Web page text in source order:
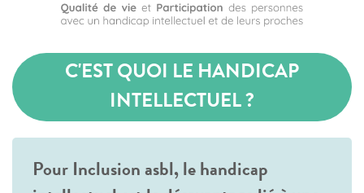
C'EST QUOI LE HANDICAP
INTELLECTUEL ?
Pour Inclusion asbl, le handicap